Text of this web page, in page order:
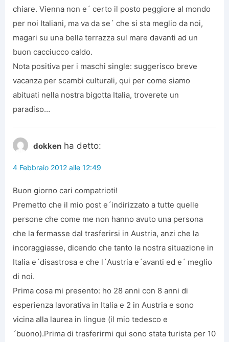
chiare. Vienna non e´ certo il posto peggiore al mondo
per noi Italiani, ma va da se´ che si sta meglio da noi,
magari su una bella terrazza sul mare davanti ad un
buon cacciucco caldo.
Nota positiva per i maschi single: suggerisco breve
vacanza per scambi culturali, qui per come siamo
abituati nella nostra bigotta Italia, troverete un
paradiso…
dokken ha detto:
4 Febbraio 2012 alle 12:49
Buon giorno cari compatrioti!
Premetto che il mio post e´indirizzato a tutte quelle
persone che come me non hanno avuto una persona
che la fermasse dal trasferirsi in Austria, anzi che la
incoraggiasse, dicendo che tanto la nostra situazione in
Italia e´disastrosa e che l´Austria e´avanti ed e´ meglio
di noi.
Prima cosa mi presento: ho 28 anni con 8 anni di
esperienza lavorativa in Italia e 2 in Austria e sono
vicina alla laurea in lingue (il mio tedesco e
´buono).Prima di trasferirmi qui sono stata turista per 10